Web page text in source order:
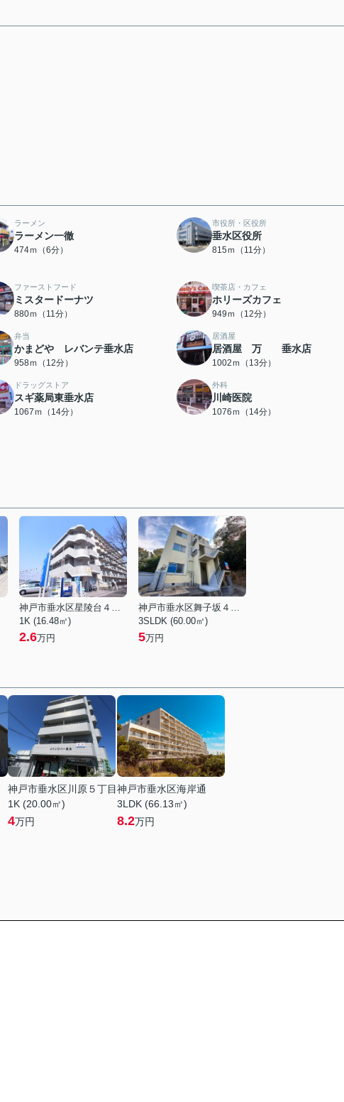
ラーメン
ラーメン一徹
474ｍ（6分）
市役所・区役所
垂水区役所
815ｍ（11分）
ファーストフード
ミスタードーナツ
880ｍ（11分）
喫茶店・カフェ
ホリーズカフェ
949ｍ（12分）
弁当
かまどや レバンテ垂水店
958ｍ（12分）
居酒屋
居酒屋 万 垂水店
1002ｍ（13分）
ドラッグストア
スギ薬局東垂水店
1067ｍ（14分）
外科
川崎医院
1076ｍ（14分）
神戸市垂水区星陵台４丁目
1K (16.48㎡)
2.6万円
神戸市垂水区舞子坂４丁目
3SLDK (60.00㎡)
5万円
神戸市垂水区川原５丁目
1K (20.00㎡)
4万円
神戸市垂水区海岸通
3LDK (66.13㎡)
8.2万円